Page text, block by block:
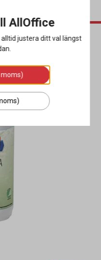
Miljöval
AllOffice
alltid justera ditt val längst
moms)